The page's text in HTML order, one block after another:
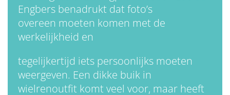
Engbers benadrukt dat foto’s
overeen moeten komen met de
werkelijkheid en
tegelijkertijd iets persoonlijks moeten
weergeven. Een dikke buik in
wielrenoutfit komt veel voor, maar heeft